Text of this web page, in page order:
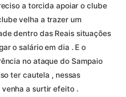
a torcida apoiar o clube
velha a trazer um
dentro das Reais situações
o salário em dia . E o
no ataque do Sampaio
ter cautela , nessas
a surtir efeito .